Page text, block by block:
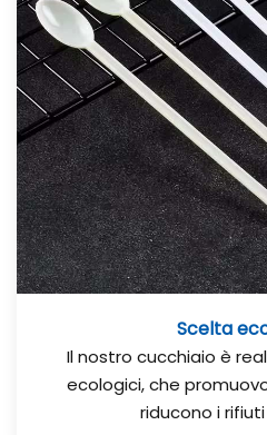
Scelta
Il nostro cucchiaio è
ecologici, che
riducono i